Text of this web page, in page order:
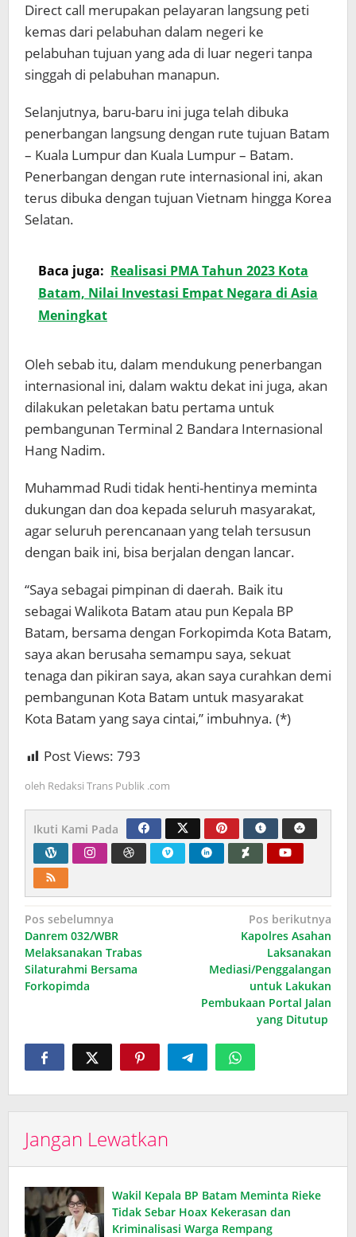
Direct call merupakan pelayaran langsung peti
kemas dari pelabuhan dalam negeri ke
pelabuhan tujuan yang ada di luar negeri tanpa
singgah di pelabuhan manapun.
Selanjutnya, baru-baru ini juga telah dibuka
penerbangan langsung dengan rute tujuan Batam
– Kuala Lumpur dan Kuala Lumpur – Batam.
Penerbangan dengan rute internasional ini, akan
terus dibuka dengan tujuan Vietnam hingga Korea
Selatan.
Baca juga: Realisasi PMA Tahun 2023 Kota
Batam, Nilai Investasi Empat Negara di Asia
Meningkat
Oleh sebab itu, dalam mendukung penerbangan
internasional ini, dalam waktu dekat ini juga, akan
dilakukan peletakan batu pertama untuk
pembangunan Terminal 2 Bandara Internasional
Hang Nadim.
Muhammad Rudi tidak henti-hentinya meminta
dukungan dan doa kepada seluruh masyarakat,
agar seluruh perencanaan yang telah tersusun
dengan baik ini, bisa berjalan dengan lancar.
“Saya sebagai pimpinan di daerah. Baik itu
sebagai Walikota Batam atau pun Kepala BP
Batam, bersama dengan Forkopimda Kota Batam,
saya akan berusaha semampu saya, sekuat
tenaga dan pikiran saya, akan saya curahkan demi
pembangunan Kota Batam untuk masyarakat
Kota Batam yang saya cintai,” imbuhnya. (*)
Post Views: 793
oleh Redaksi Trans Publik .com
Ikuti Kami Pada
Navigasi
pos
Pos sebelumnya
Danrem 032/WBR
Melaksanakan Trabas
Silaturahmi Bersama
Forkopimda
Pos berikutnya
Kapolres Asahan
Laksanakan
Mediasi/Penggalangan
untuk Lakukan
Pembukaan Portal Jalan
yang Ditutup
Jangan Lewatkan
Wakil Kepala BP Batam Meminta Rieke
Tidak Sebar Hoax Kekerasan dan
Kriminalisasi Warga Rempang